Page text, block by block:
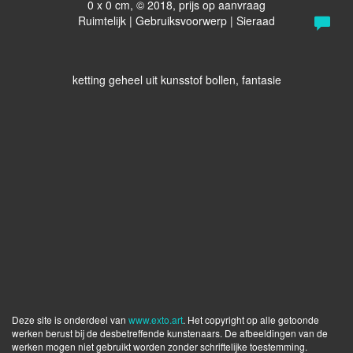
0 x 0 cm, © 2018, prijs op aanvraag
Ruimtelijk | Gebruiksvoorwerp | Sieraad
ketting geheel uit kunsstof bollen, fantasie
Deze site is onderdeel van www.exto.art. Het copyright op alle getoonde
werken berust bij de desbetreffende kunstenaars. De afbeeldingen van de
werken mogen niet gebruikt worden zonder schriftelijke toestemming.